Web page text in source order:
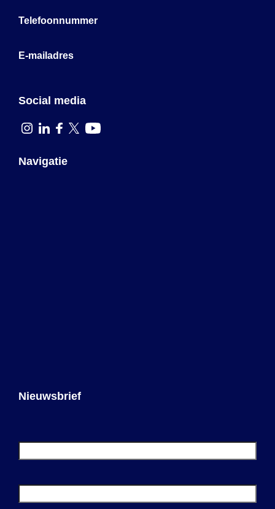
Telefoonnummer
E-mailadres
Social media
Navigatie
Nieuwsbrief